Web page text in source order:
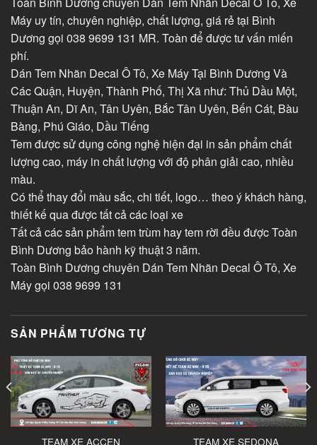
Máy uy tín, chuyên nghiệp, chất lượng, giá rẻ tại Bình
Dương gọi 038 9699 131 MR. Toàn để được tư vấn miến
phí.
Dán Tem Nhãn Decal Ô Tô, Xe Máy Tại Bình Dương Và
Các Quận, Huyện, Thành Phố, Thị Xã như: Thủ Dầu Một,
Thuận An, Dĩ An, Tân Uyên, Bắc Tân Uyên, Bến Cát, Bàu
Bàng, Phú Giáo, Dầu Tiếng
Tem được sử dụng công nghệ hiện đại in sản phẩm chất
lượng cao, máy in chất lượng với độ phân giải cao, nhiều
màu.
Có thể thay đổi màu sắc, chi tiết, logo… theo ý khách hàng,
thiết kế qua được tất cả các loại xe
Tất cả các sản phẩm tem trùm hay tem rời đều được Toàn
Bình Dương bảo hành kỹ thuật 3 năm.
Toàn Bình Dương chuyên Dán Tem Nhãn Decal Ô Tô, Xe
Máy gọi 038 9699 131
SẢN PHẨM TƯƠNG TỰ
TEAM XE ACCEN TEAM XE SEDONA